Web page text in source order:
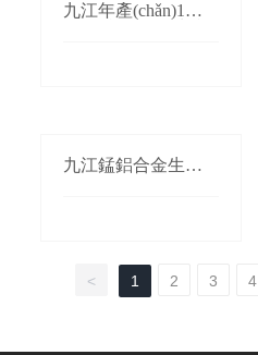
九江年產(chǎn)1萬
九江錳鋁合金生產(c
< 1 2 3 4